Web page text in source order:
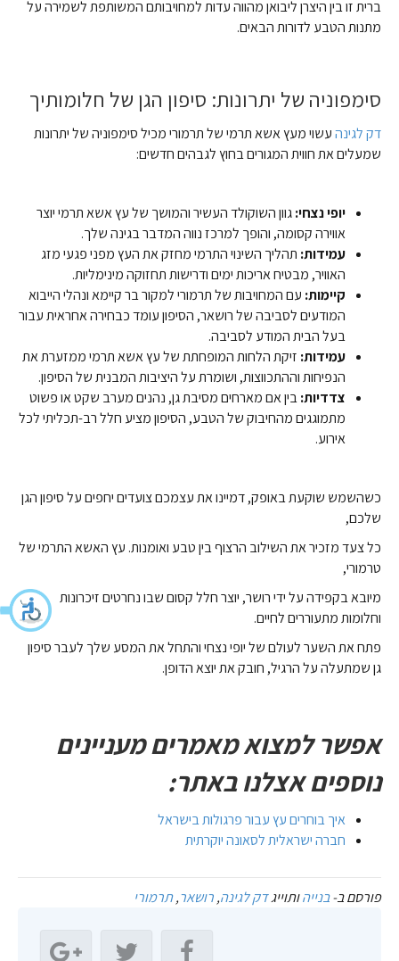
ברית זו בין היצרן ליבואן מהווה עדות למחויבותם המשותפת לשמירה על
מתנות הטבע לדורות הבאים.
סימפוניה של יתרונות: סיפון הגן של חלומותיך
דק לגינהעשוי מעץ אשא תרמי של תרמורי מכיל סימפוניה של יתרונות
שמעלים את חווית המגורים בחוץ לגבהים חדשים:
יופי נצחי:גוון השוקולד העשיר והמושך של עץ אשא תרמי יוצר
אווירה קסומה, והופך למרכז נווה המדבר בגינה שלך.
עמידות: תהליך השינוי התרמי מחזק את העץ מפני פגעי מזג
האוויר, מבטיח אריכות ימים ודרישות תחזוקה מינימליות.
קיימות: עם המחויבות של תרמורי למקור בר קיימא ונהלי הייבוא
המודעים לסביבה של רושאר, הסיפון עומד כבחירה אחראית עבור
בעל הבית המודע לסביבה.
עמידות: זיקת הלחות המופחתת של עץ אשא תרמי ממזערת את
הנפיחות וההתכווצות, ושומרת על היציבות המבנית של הסיפון.
צדדיות:בין אם מארחים מסיבת גן, נהנים מערב שקט או פשוט
מתמוגגים מהחיבוק של הטבע, הסיפון מציע חלל רב-תכליתי לכל
אירוע.
כשהשמש שוקעת באופק, דמיינו את עצמכם צועדים יחפים על סיפון הגן
שלכם,
כל צעד מזכיר את השילוב הרצוף בין טבע ואומנות. עץ האשא התרמי של
טרמורי,
מיובא בקפידה על ידי רושר, יוצר חלל קסום שבו נחרטים זיכרונות
וחלומות מתעוררים לחיים.
פתח את השער לעולם של יופי נצחי והתחל את המסע שלך לעבר סיפון
גן שמתעלה על הרגיל, חובק את יוצא הדופן.
אפשר למצוא מאמרים מעניינים
נוספים אצלנו באתר:
איך בוחרים עץ עבור פרגולות בישראל
חברה ישראלית לסאונה יוקרתית
פורסם ב-בנייהותוייגדק לגינה,רושאר,תרמורי